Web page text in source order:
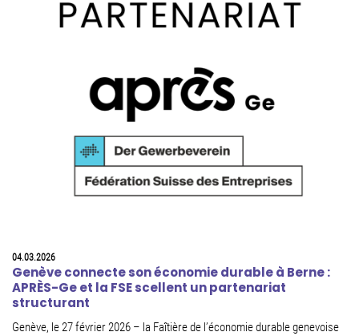
04.03.2026
Genève connecte son économie durable à Berne :
APRÈS-Ge et la FSE scellent un partenariat
structurant
Genève, le 27 février 2026 – la Faîtière de l’économie durable genevoise